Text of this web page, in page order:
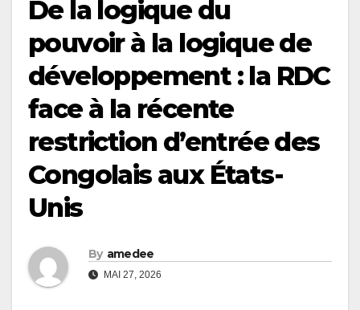
De la logique du
pouvoir à la logique de
développement : la RDC
face à la récente
restriction d’entrée des
Congolais aux États-
Unis
By amedee
MAI 27, 2026